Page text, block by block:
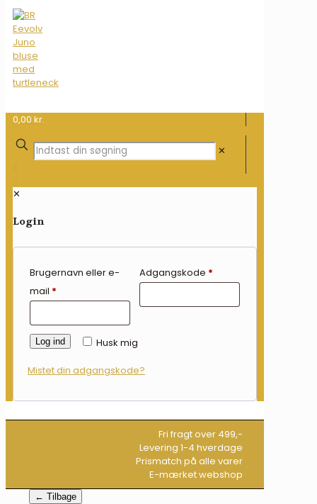
0,00 kr.
✕
✕
Login
Brugernavn eller e-
mail *
Adgangskode *
Husk mig
Log ind
Mistet din adgangskode?
Fri fragt over 499,-
Levering 1-4 hverdage
Prismatch på alle varer
E-mærket webshop
← Tilbage